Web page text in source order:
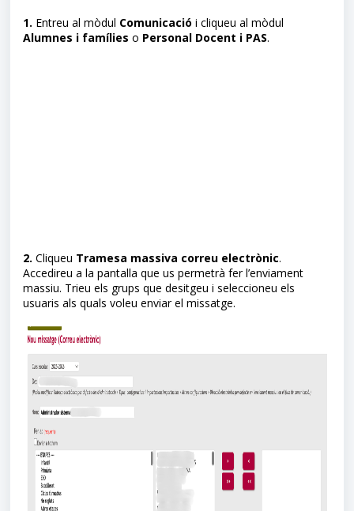
1. Entreu al mòdul Comunicació i cliqueu al mòdul
Alumnes i famílies o Personal Docent i PAS.
2. Cliqueu Tramesa massiva correu electrònic.
Accedireu a la pantalla que us permetrà fer l’enviament
massiu. Trieu els grups que desitgeu i seleccioneu els
usuaris als quals voleu enviar el missatge.